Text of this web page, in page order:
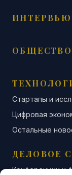
ИНТЕРВЬЮ
ОБЩЕСТВО
Стартапы и
Цифровая
Остальные
ДЕЛОВОЕ
Конференции и